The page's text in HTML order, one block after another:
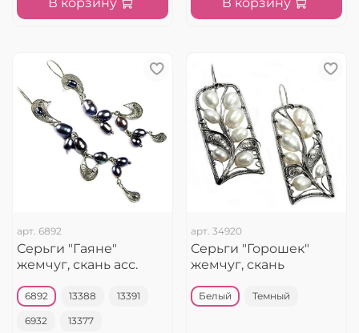
В корзину В корзину
арт. 6892
Серьги "Гаяне"
жемчуг, скань асс.
6892 13388 13391
6932 13377
арт. 34920
Серьги "Горошек"
жемчуг, скань
Белый Темный